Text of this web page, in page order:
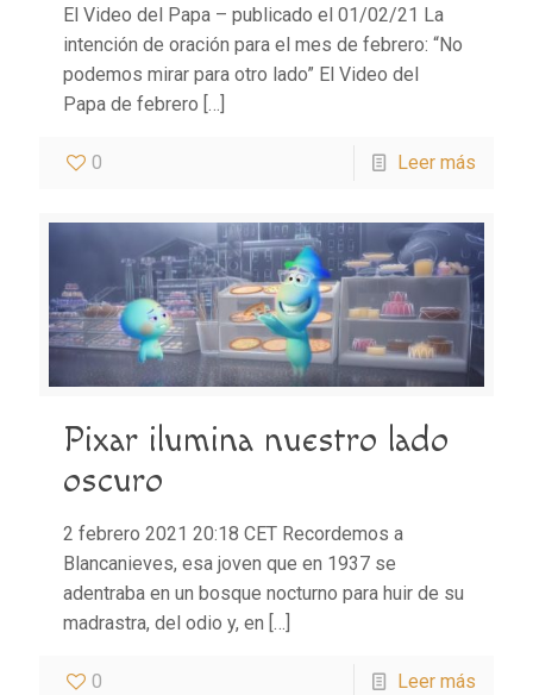
El Video del Papa – publicado el 01/02/21 La
intención de oración para el mes de febrero: “No
podemos mirar para otro lado” El Video del
Papa de febrero […]
0 Leer más
Pixar ilumina nuestro lado
oscuro
2 febrero 2021 20:18 CET Recordemos a
Blancanieves, esa joven que en 1937 se
adentraba en un bosque nocturno para huir de su
madrastra, del odio y, en […]
0 Leer más